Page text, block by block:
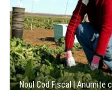
Noul Cod Fiscal | Anumite